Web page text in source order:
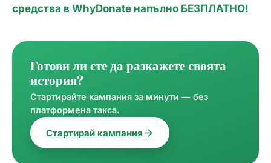
средства в WhyDonate напълно БЕЗПЛАТНО!
Готови ли сте да разкажете своята
история?
Стартирайте кампания за минути — без
платформена такса.
Стартирай кампания arrow_forward